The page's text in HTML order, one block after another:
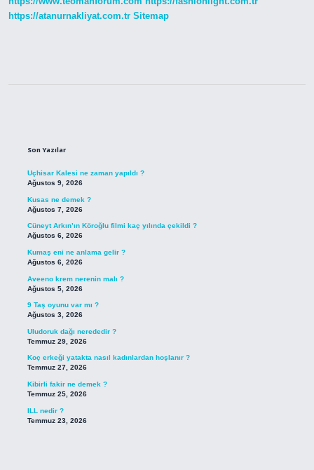
https://atanurnakliyat.com.tr Sitemap
Son Yazılar
Uçhisar Kalesi ne zaman yapıldı ?
Ağustos 9, 2026
Kusas ne demek ?
Ağustos 7, 2026
Cüneyt Arkın’ın Köroğlu filmi kaç yılında çekildi ?
Ağustos 6, 2026
Kumaş eni ne anlama gelir ?
Ağustos 6, 2026
Aveeno krem nerenin malı ?
Ağustos 5, 2026
9 Taş oyunu var mı ?
Ağustos 3, 2026
Uludoruk dağı nerededir ?
Temmuz 29, 2026
Koç erkeği yatakta nasıl kadınlardan hoşlanır ?
Temmuz 27, 2026
Kibirli fakir ne demek ?
Temmuz 25, 2026
ILL nedir ?
Temmuz 23, 2026